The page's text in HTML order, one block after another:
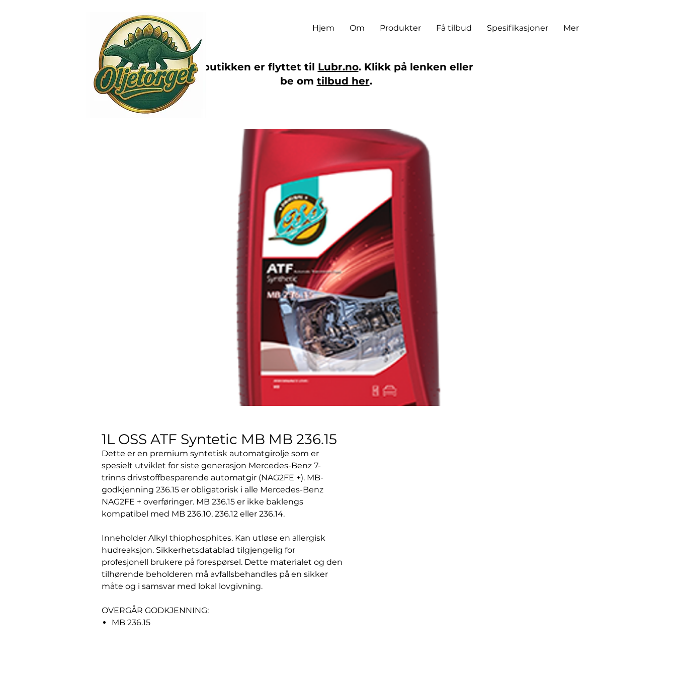
Hjem Om Produkter Få tilbud Spesifikasjoner Mer
1L OSS ATF Syntetic MB MB 236.15
Dette er en premium syntetisk automatgirolje som er
spesielt utviklet for siste generasjon Mercedes-Benz 7-
trinns drivstoffbesparende automatgir (NAG2FE +). MB-
godkjenning 236.15 er obligatorisk i alle Mercedes-Benz
NAG2FE + overføringer. MB 236.15 er ikke baklengs
kompatibel med MB 236.10, 236.12 eller 236.14.
Inneholder Alkyl thiophosphites. Kan utløse en allergisk
hudreaksjon. Sikkerhetsdatablad tilgjengelig for
profesjonell brukere på forespørsel. Dette materialet og den
tilhørende beholderen må avfallsbehandles på en sikker
måte og i samsvar med lokal lovgivning.
OVERGÅR GODKJENNING:
MB 236.15
Nettbutikken er flyttet til Lubr.no. Klikk på lenken eller
be om tilbud her.